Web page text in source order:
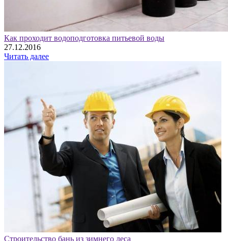
Как проходит водоподготовка питьевой воды
27.12.2016
Читать далее
Строительство бань из зимнего леса